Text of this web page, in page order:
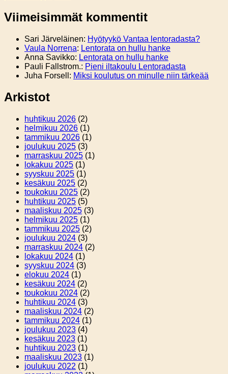
Viimeisimmät kommentit
Sari Järveläinen: Hyötyykö Vantaa lentoradasta?
Vaula Norrena: Lentorata on hullu hanke
Anna Savikko: Lentorata on hullu hanke
Pauli Fallstrom.: Pieni iltakoulu Lentoradasta
Juha Forsell : Miksi koulutus on minulle niin tärkeää
Arkistot
huhtikuu 2026 (2)
helmikuu 2026 (1)
tammikuu 2026 (1)
joulukuu 2025 (3)
marraskuu 2025 (1)
lokakuu 2025 (1)
syyskuu 2025 (1)
kesäkuu 2025 (2)
toukokuu 2025 (2)
huhtikuu 2025 (5)
maaliskuu 2025 (3)
helmikuu 2025 (1)
tammikuu 2025 (2)
joulukuu 2024 (3)
marraskuu 2024 (2)
lokakuu 2024 (1)
syyskuu 2024 (3)
elokuu 2024 (1)
kesäkuu 2024 (2)
toukokuu 2024 (2)
huhtikuu 2024 (3)
maaliskuu 2024 (2)
tammikuu 2024 (1)
joulukuu 2023 (4)
kesäkuu 2023 (1)
huhtikuu 2023 (1)
maaliskuu 2023 (1)
joulukuu 2022 (1)